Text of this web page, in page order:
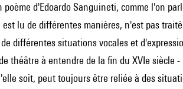
d'Edoardo Sanguineti, comme l'on
lu de différentes manières, n'est pas
différentes situations vocales et
théâtre à entendre de la fin du XVIe siècle
soit, peut toujours être reliée à des